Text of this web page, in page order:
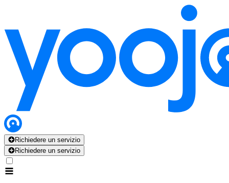
Richiedere un servizio
Richiedere un servizio